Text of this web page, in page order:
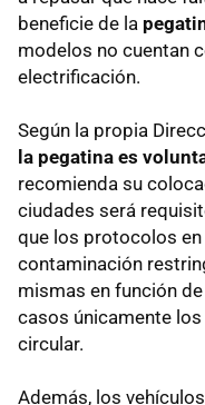
beneficie de la
modelos no cuentan
electrificación.
Según la propia
la pegatina es
recomienda su
ciudades será
que los protocolos
contaminación
mismas en función
casos únicamente los
circular.
Además, los